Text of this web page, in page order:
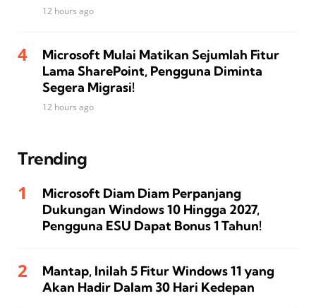
12 hours ago
Microsoft Mulai Matikan Sejumlah Fitur
Lama SharePoint, Pengguna Diminta
Segera Migrasi!
12 hours ago
Trending
Microsoft Diam Diam Perpanjang
Dukungan Windows 10 Hingga 2027,
Pengguna ESU Dapat Bonus 1 Tahun!
Mantap, Inilah 5 Fitur Windows 11 yang
Akan Hadir Dalam 30 Hari Kedepan